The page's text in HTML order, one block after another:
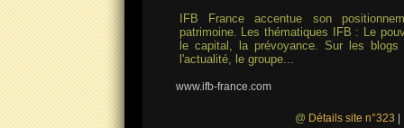
IFB France accentue son
patrimoine. Les thématiques IFB : Le
le capital, la prévoyance. Sur les
l'actualité, le groupe...
www.ifb-france.com
@ Détails site n°323